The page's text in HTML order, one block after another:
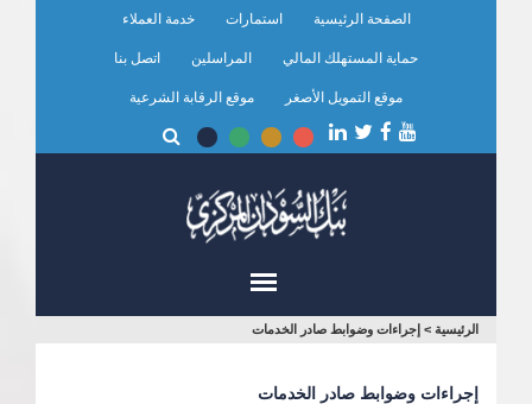
الصفحة الرئيسية استمارات خدمة العملاء
حماية المستهلك المالي المراسلين اتصل بنا
موقع التمويل الأصغر موقع الرقابة الشرعية
أنت
هنا
الرئيسية > إجراءات وضوابط صادر الخدمات
إجراءات وضوابط صادر الخدمات